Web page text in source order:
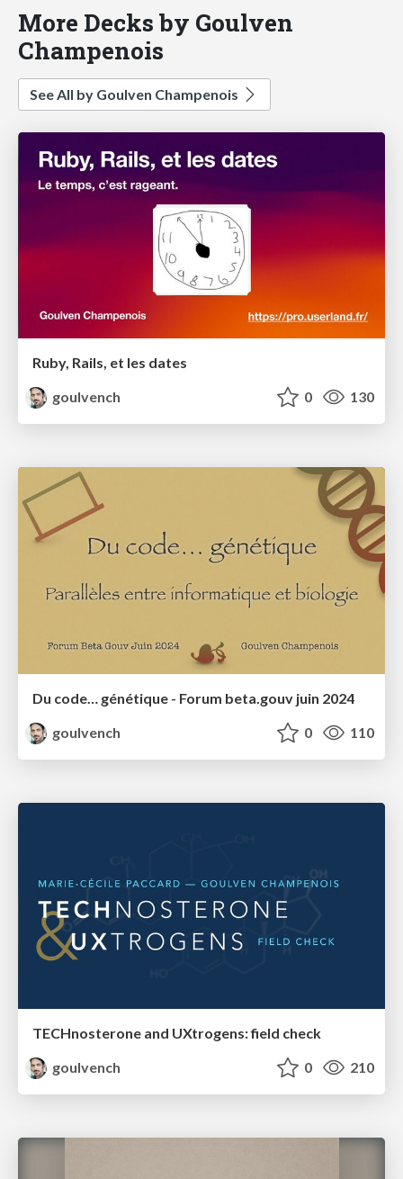
More Decks by Goulven
Champenois
See All by Goulven Champenois
Ruby, Rails, et les dates
goulvench
0 130
Du code… génétique - Forum beta.gouv juin 2024
goulvench
0 110
TECHnosterone and UXtrogens: field check
goulvench
0 210